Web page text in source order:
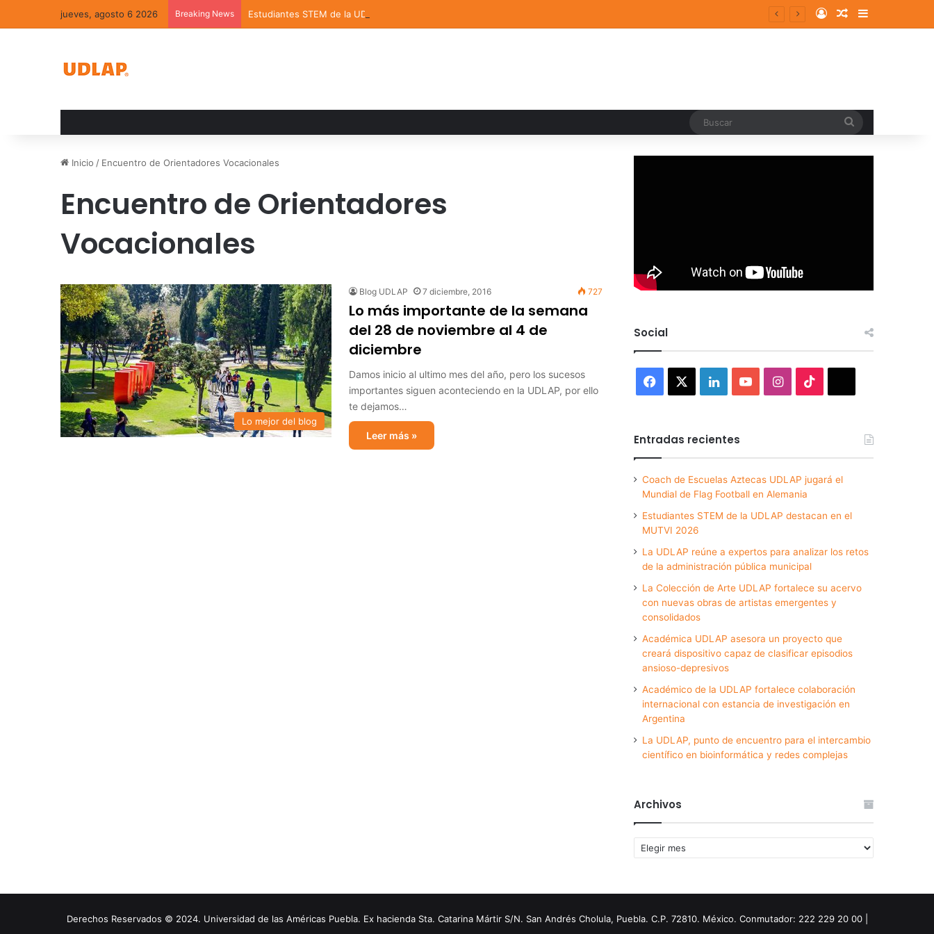
jueves, agosto 6 2026 Breaking News Estudiantes STEM de la UDLAP destacan en el MUTVI 2026 Log InRandom Article
Sidebar
Inicio / Encuentro de Orientadores Vocacionales
Encuentro de Orientadores
Vocacionales
Lo mejor del blog
Blog UDLAP 7 diciembre, 2016 727
Lo más importante de la semana
del 28 de noviembre al 4 de
diciembre
Damos inicio al ultimo mes del año, pero los sucesos
importantes siguen aconteciendo en la UDLAP, por ello
te dejamos…
Leer más »
Social
Facebook LinkedInYouTubeInstagram
Entradas recientes
Coach de Escuelas Aztecas UDLAP jugará el
Mundial de Flag Football en Alemania
Estudiantes STEM de la UDLAP destacan en el
MUTVI 2026
La UDLAP reúne a expertos para analizar los retos
de la administración pública municipal
La Colección de Arte UDLAP fortalece su acervo
con nuevas obras de artistas emergentes y
consolidados
Académica UDLAP asesora un proyecto que
creará dispositivo capaz de clasificar episodios
ansioso-depresivos
Académico de la UDLAP fortalece colaboración
internacional con estancia de investigación en
Argentina
La UDLAP, punto de encuentro para el intercambio
científico en bioinformática y redes complejas
Archivos
Archivos
Derechos Reservados © 2024. Universidad de las Américas Puebla. Ex hacienda Sta. Catarina Mártir S/N. San Andrés Cholula, Puebla. C.P. 72810. México. Conmutador: 222 229 20 00 |